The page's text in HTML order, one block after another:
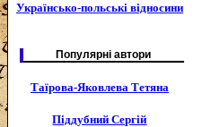
Українсько-польські відносини
Популярні автори
Таїрова-Яковлева Тетяна
Піддубний Сергій